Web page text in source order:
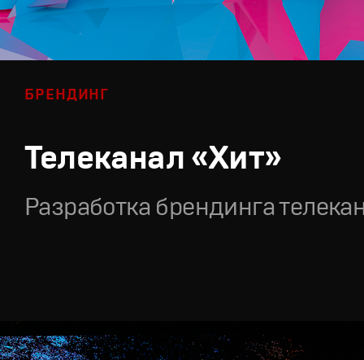
БРЕНДИНГ
Телеканал «Хит»
Разработка брендинга